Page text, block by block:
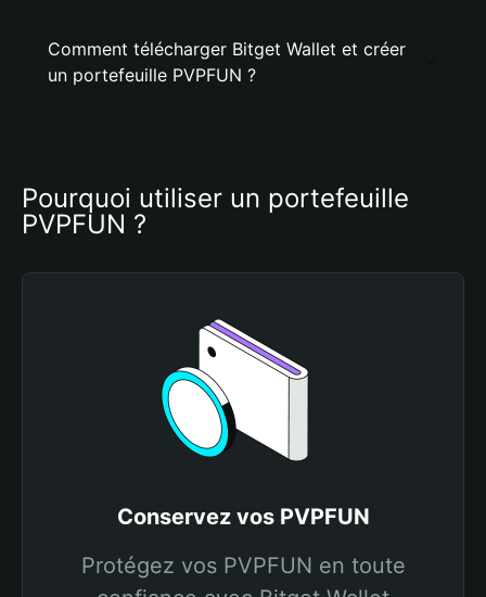
Comment télécharger Bitget Wallet et créer
un portefeuille PVPFUN ?
Pourquoi utiliser un portefeuille
PVPFUN ?
Conservez vos PVPFUN
Protégez vos PVPFUN en toute